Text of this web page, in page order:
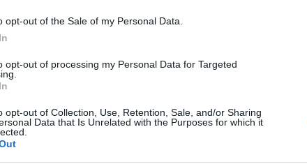
opt-out of the Sale of my Personal Data.
opt-out of processing my Personal Data for Targeted
opt-out of Collection, Use, Retention, Sale, and/or Sharing
Data that Is Unrelated with the Purposes for which it
raccolto 50 migranti al largo della Libia.
promesse. Ecco 5 passaggi salienti:
gazebo della Lega. Casarini: Voi fate
la loro identificazione, facciamolo